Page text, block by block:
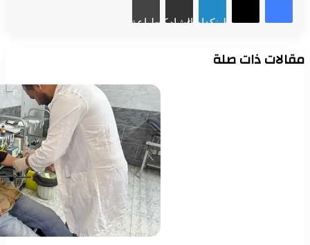
لينكدإن مشاركة عبر البريد طباعة
مقالات ذات صلة